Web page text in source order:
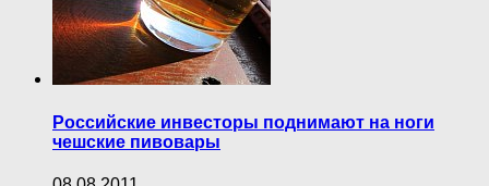
Российские инвесторы поднимают на ноги
чешские пивовары